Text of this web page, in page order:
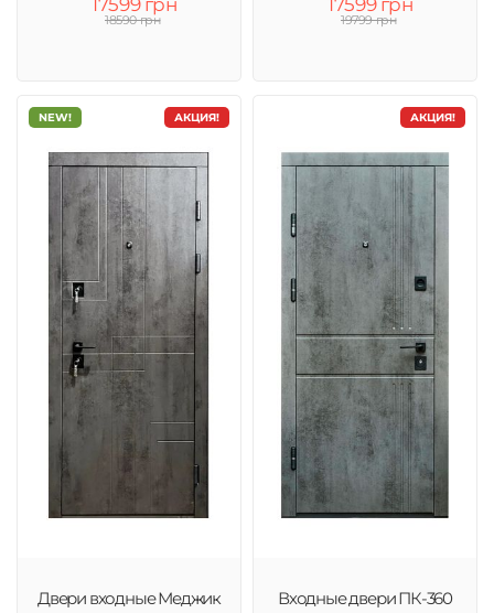
17599 грн
18590 грн
17599 грн
19799 грн
АКЦИЯ!
NEW!
Двери входные Меджик
АКЦИЯ!
Входные двери ПК-360